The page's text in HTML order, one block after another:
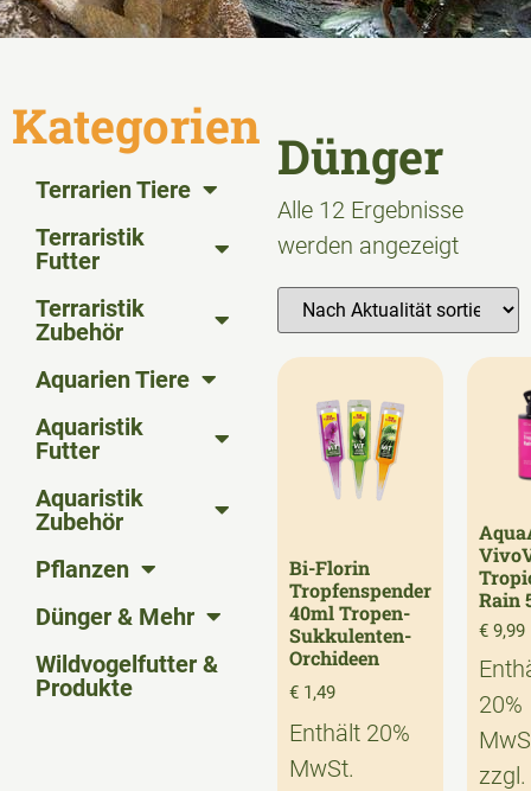
Kategorien
Terrarien Tiere
Terraristik
Futter
Terraristik
Zubehör
Aquarien Tiere
Aquaristik
Futter
Aquaristik
Zubehör
Pflanzen
Dünger & Mehr
Wildvogelfutter &
Produkte
Dünger
Alle 12 Ergebnisse
werden angezeigt
Bi-Florin
Tropfenspender
40ml Tropen-
Sukkulenten-
Orchideen
€ 1,49
Enthält 20%
MwSt.
Rain
€ 9,99
20%
zzgl.